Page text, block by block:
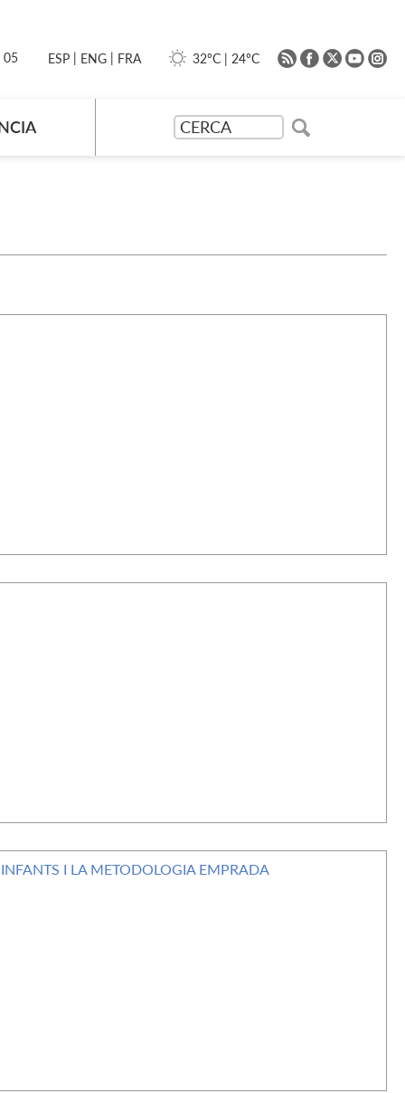
05 ESP | ENG | FRA 32ºC | 24ºC
I LA METODOLOGIA EMPRADA